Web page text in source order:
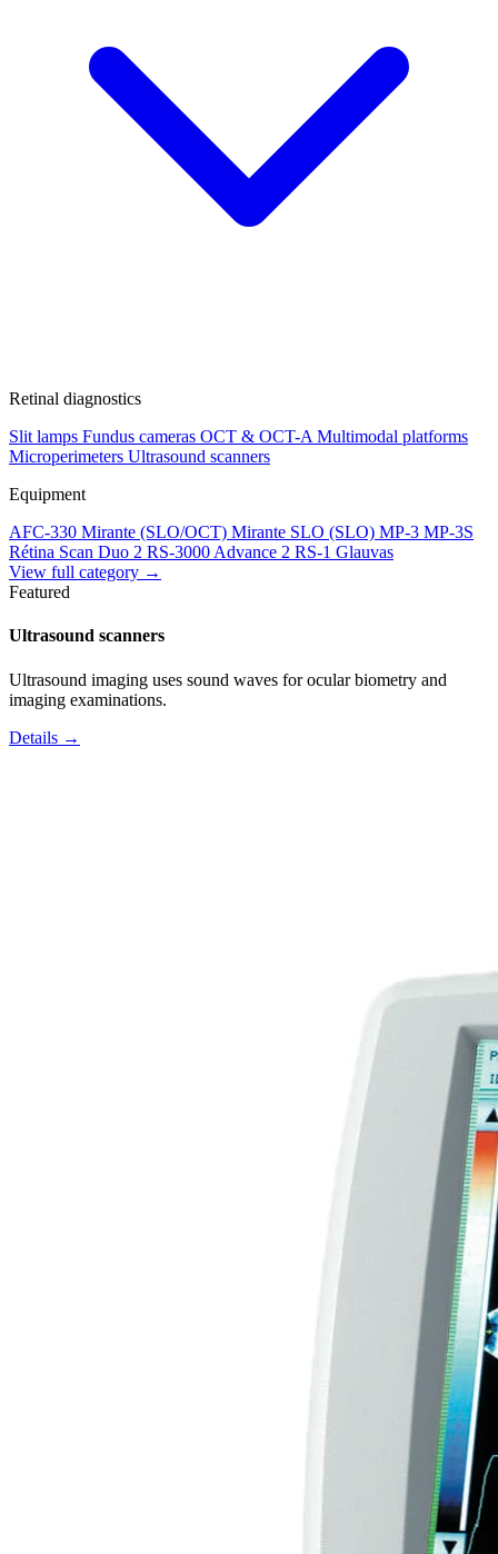
Retinal diagnostics
Slit lamps Fundus cameras OCT & OCT-A Multimodal platforms
Microperimeters Ultrasound scanners
Equipment
AFC-330 Mirante (SLO/OCT) Mirante SLO (SLO) MP-3 MP-3S
Rétina Scan Duo 2 RS-3000 Advance 2 RS-1 Glauvas
View full category →
Featured
Ultrasound scanners
Ultrasound imaging uses sound waves for ocular biometry and
imaging examinations.
Details →